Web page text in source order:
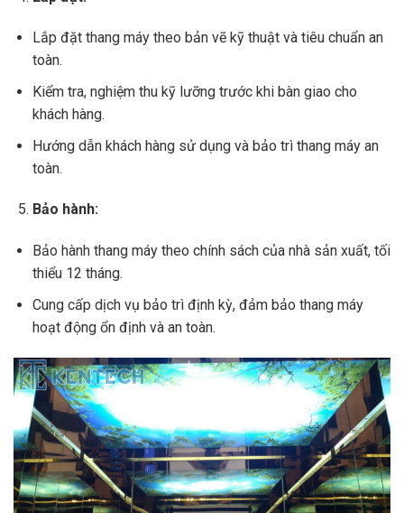
Lắp đặt thang máy theo bản vẽ kỹ thuật và tiêu chuẩn an
toàn.
Kiểm tra, nghiệm thu kỹ lưỡng trước khi bàn giao cho
khách hàng.
Hướng dẫn khách hàng sử dụng và bảo trì thang máy an
toàn.
Bảo hành:
Bảo hành thang máy theo chính sách của nhà sản xuất, tối
thiểu 12 tháng.
Cung cấp dịch vụ bảo trì định kỳ, đảm bảo thang máy
hoạt động ổn định và an toàn.